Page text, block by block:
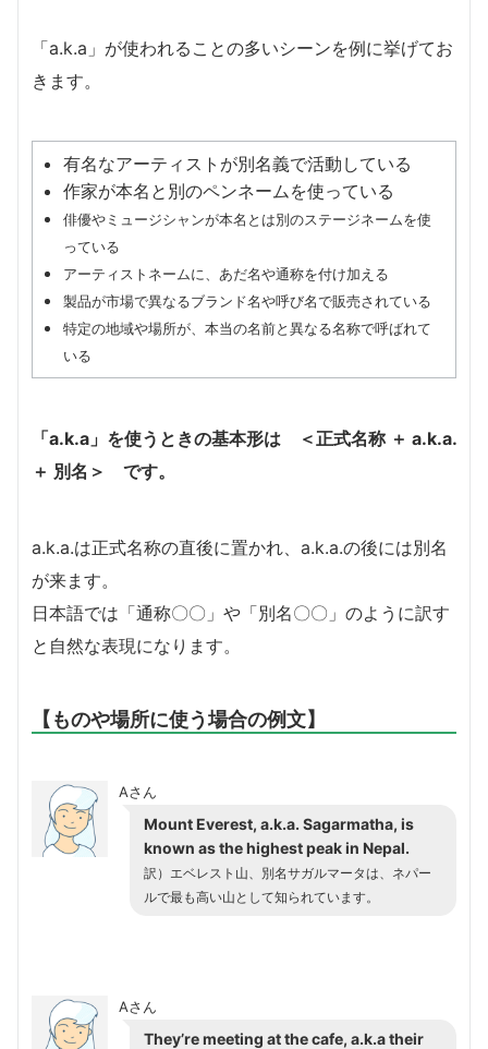
「a.k.a」が使われることの多いシーンを例に挙げてお
きます。
有名なアーティストが別名義で活動している
作家が本名と別のペンネームを使っている
俳優やミュージシャンが本名とは別のステージネームを使
っている
アーティストネームに、あだ名や通称を付け加える
製品が市場で異なるブランド名や呼び名で販売されている
特定の地域や場所が、本当の名前と異なる名称で呼ばれて
いる
「a.k.a」を使うときの基本形は ＜ 正式名称 ＋ a.k.a.
＋ 別名 ＞ です。
a.k.a.は正式名称の直後に置かれ、a.k.a.の後には別名
が来ます。
日本語では「通称〇〇」や「別名〇〇」のように訳す
と自然な表現になります。
【ものや場所に使う場合の例文】
Aさん
Mount Everest, a.k.a. Sagarmatha, is
known as the highest peak in Nepal.
訳）エベレスト山、別名サガルマータは、ネパー
ルで最も高い山として知られています。
Aさん
They’re meeting at the cafe, a.k.a their